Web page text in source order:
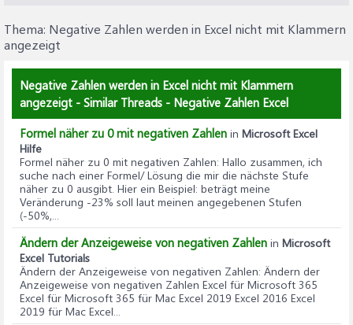
Thema: Negative Zahlen werden in Excel nicht mit Klammern
angezeigt
Negative Zahlen werden in Excel nicht mit Klammern
angezeigt - Similar Threads - Negative Zahlen Excel
Formel näher zu 0 mit negativen Zahlen in Microsoft Excel
Hilfe
Formel näher zu 0 mit negativen Zahlen: Hallo zusammen, ich
suche nach einer Formel/ Lösung die mir die nächste Stufe
näher zu 0 ausgibt. Hier ein Beispiel: beträgt meine
Veränderung -23% soll laut meinen angegebenen Stufen
(-50%,...
Ändern der Anzeigeweise von negativen Zahlen in Microsoft
Excel Tutorials
Ändern der Anzeigeweise von negativen Zahlen: Ändern der
Anzeigeweise von negativen Zahlen Excel für Microsoft 365
Excel für Microsoft 365 für Mac Excel 2019 Excel 2016 Excel
2019 für Mac Excel...